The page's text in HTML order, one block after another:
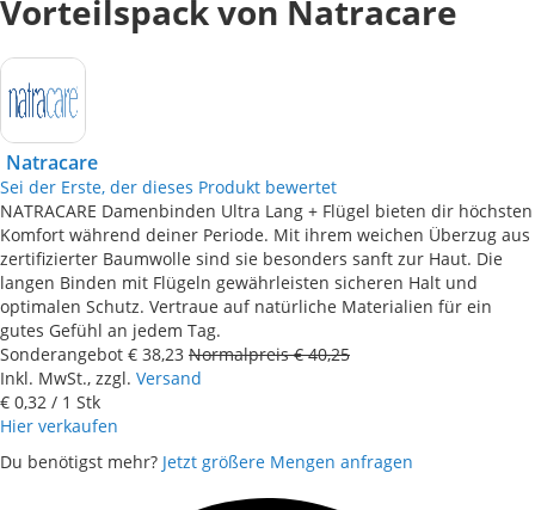
Vorteilspack von Natracare
Natracare
Sei der Erste, der dieses Produkt bewertet
NATRACARE Damenbinden Ultra Lang + Flügel bieten dir höchsten
Komfort während deiner Periode. Mit ihrem weichen Überzug aus
zertifizierter Baumwolle sind sie besonders sanft zur Haut. Die
langen Binden mit Flügeln gewährleisten sicheren Halt und
optimalen Schutz. Vertraue auf natürliche Materialien für ein
gutes Gefühl an jedem Tag.
Sonderangebot € 38,23 Normalpreis € 40,25
Inkl. MwSt., zzgl. Versand
€ 0,32 / 1 Stk
Hier verkaufen
Du benötigst mehr? Jetzt größere Mengen anfragen